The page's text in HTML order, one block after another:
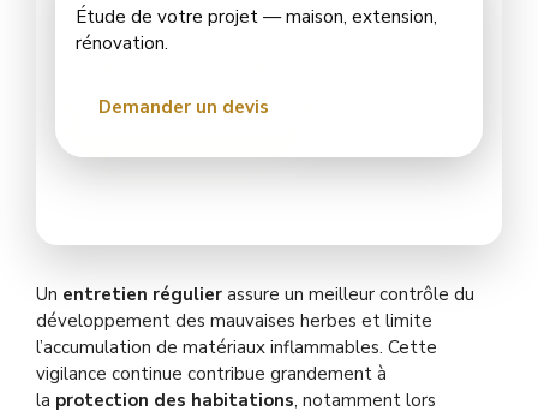
Étude de votre projet — maison, extension,
rénovation.
Demander un devis
Un entretien régulier assure un meilleur contrôle du
développement des mauvaises herbes et limite
l’accumulation de matériaux inflammables. Cette
vigilance continue contribue grandement à
la protection des habitations, notamment lors